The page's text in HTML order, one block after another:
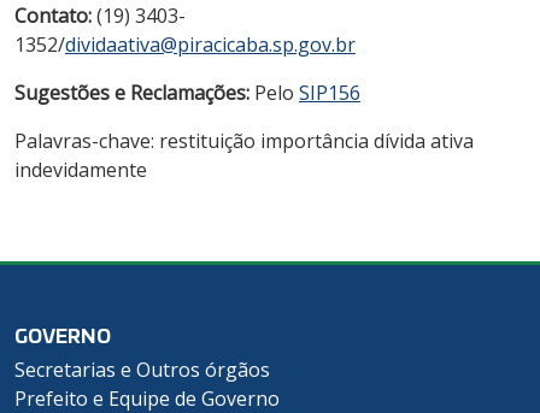
Contato:(19) 3403-
1352/dividaativa@piracicaba.sp.gov.br
Sugestões e Reclamações: Pelo SIP156
Palavras-chave: restituição importância dívida ativa
indevidamente
GOVERNO
Secretarias e Outros órgãos
Prefeito e Equipe de Governo